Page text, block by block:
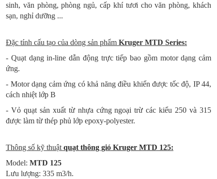
sinh, văn phòng, phòng ngủ, cấp khí tươi cho văn phòng, khách
sạn, nghỉ dưỡng ...
Đặc tính cấu tạo của dòng sản phẩm Kruger MTD Series:
- Quạt dạng in-line dẫn động trực tiếp bao gồm motor dạng cảm
ứng.
- Motor dạng cảm ứng có khả năng điều khiển được tốc độ, IP 44,
cách nhiệt lớp B
- Vỏ quạt sản xuất từ nhựa cứng ngoại trừ các kiểu 250 và 315
được làm từ thép phủ lớp epoxy-polyester.
Thông số kỹ thuật quạt thông gió Kruger MTD 125:
Model: MTD 125
Lưu lượng: 335 m3/h.